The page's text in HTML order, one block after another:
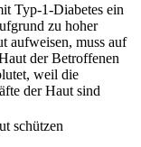
Typ-1-Diabetes ein
zu hoher
aufweisen, muss auf
der Betroffenen
weil die
der Haut sind
schützen